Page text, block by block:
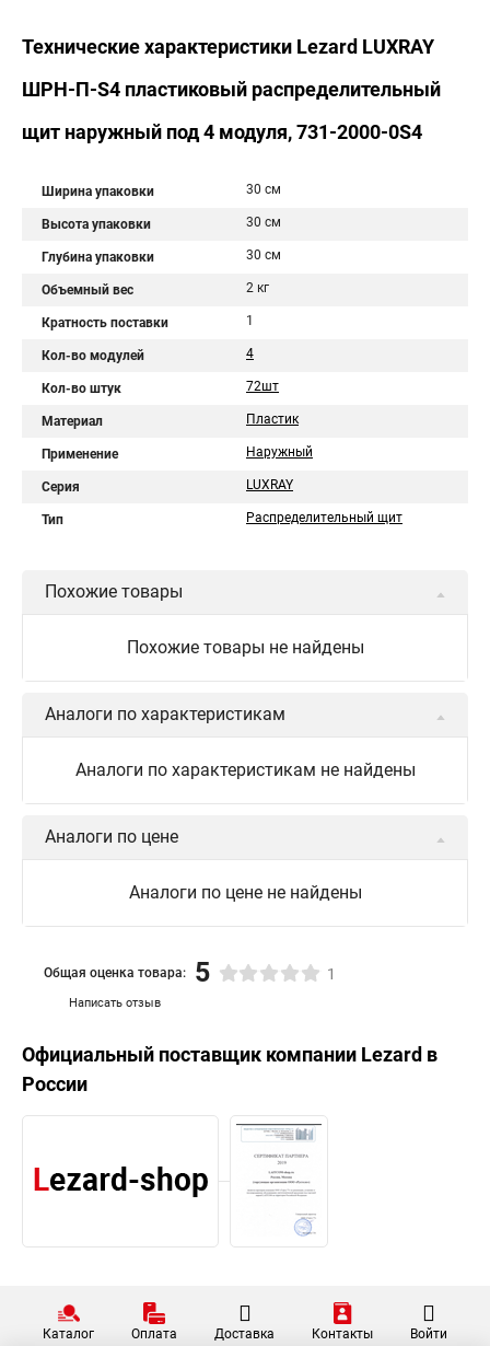
Технические характеристики Lezard LUXRAY
ШРН-П-S4 пластиковый распределительный
щит наружный под 4 модуля, 731-2000-0S4
Ширина упаковки 30 см
Высота упаковки 30 см
Глубина упаковки 30 см
Объемный вес 2 кг
Кратность поставки 1
Кол-во модулей 4
Кол-во штук 72шт
Материал Пластик
Применение Наружный
Серия LUXRAY
Тип Распределительный щит
Похожие товары
Похожие товары не найдены
Аналоги по характеристикам
Аналоги по характеристикам не найдены
Аналоги по цене
Аналоги по цене не найдены
Написать отзыв
Общая оценка товара: 5 1
Официальный поставщик компании Lezard в
России
Каталог Оплата Доставка Контакты Войти